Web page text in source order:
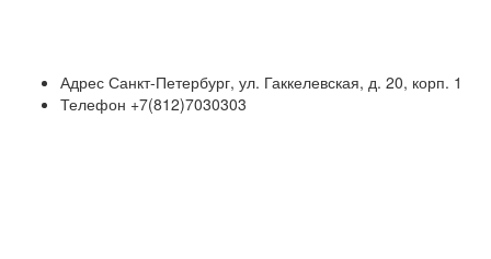
Адрес Санкт-Петербург, ул. Гаккелевская, д. 20, корп. 1
Телефон +7(812)7030303